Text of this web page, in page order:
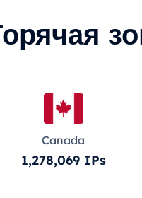
Canada
1,278,069 IPs